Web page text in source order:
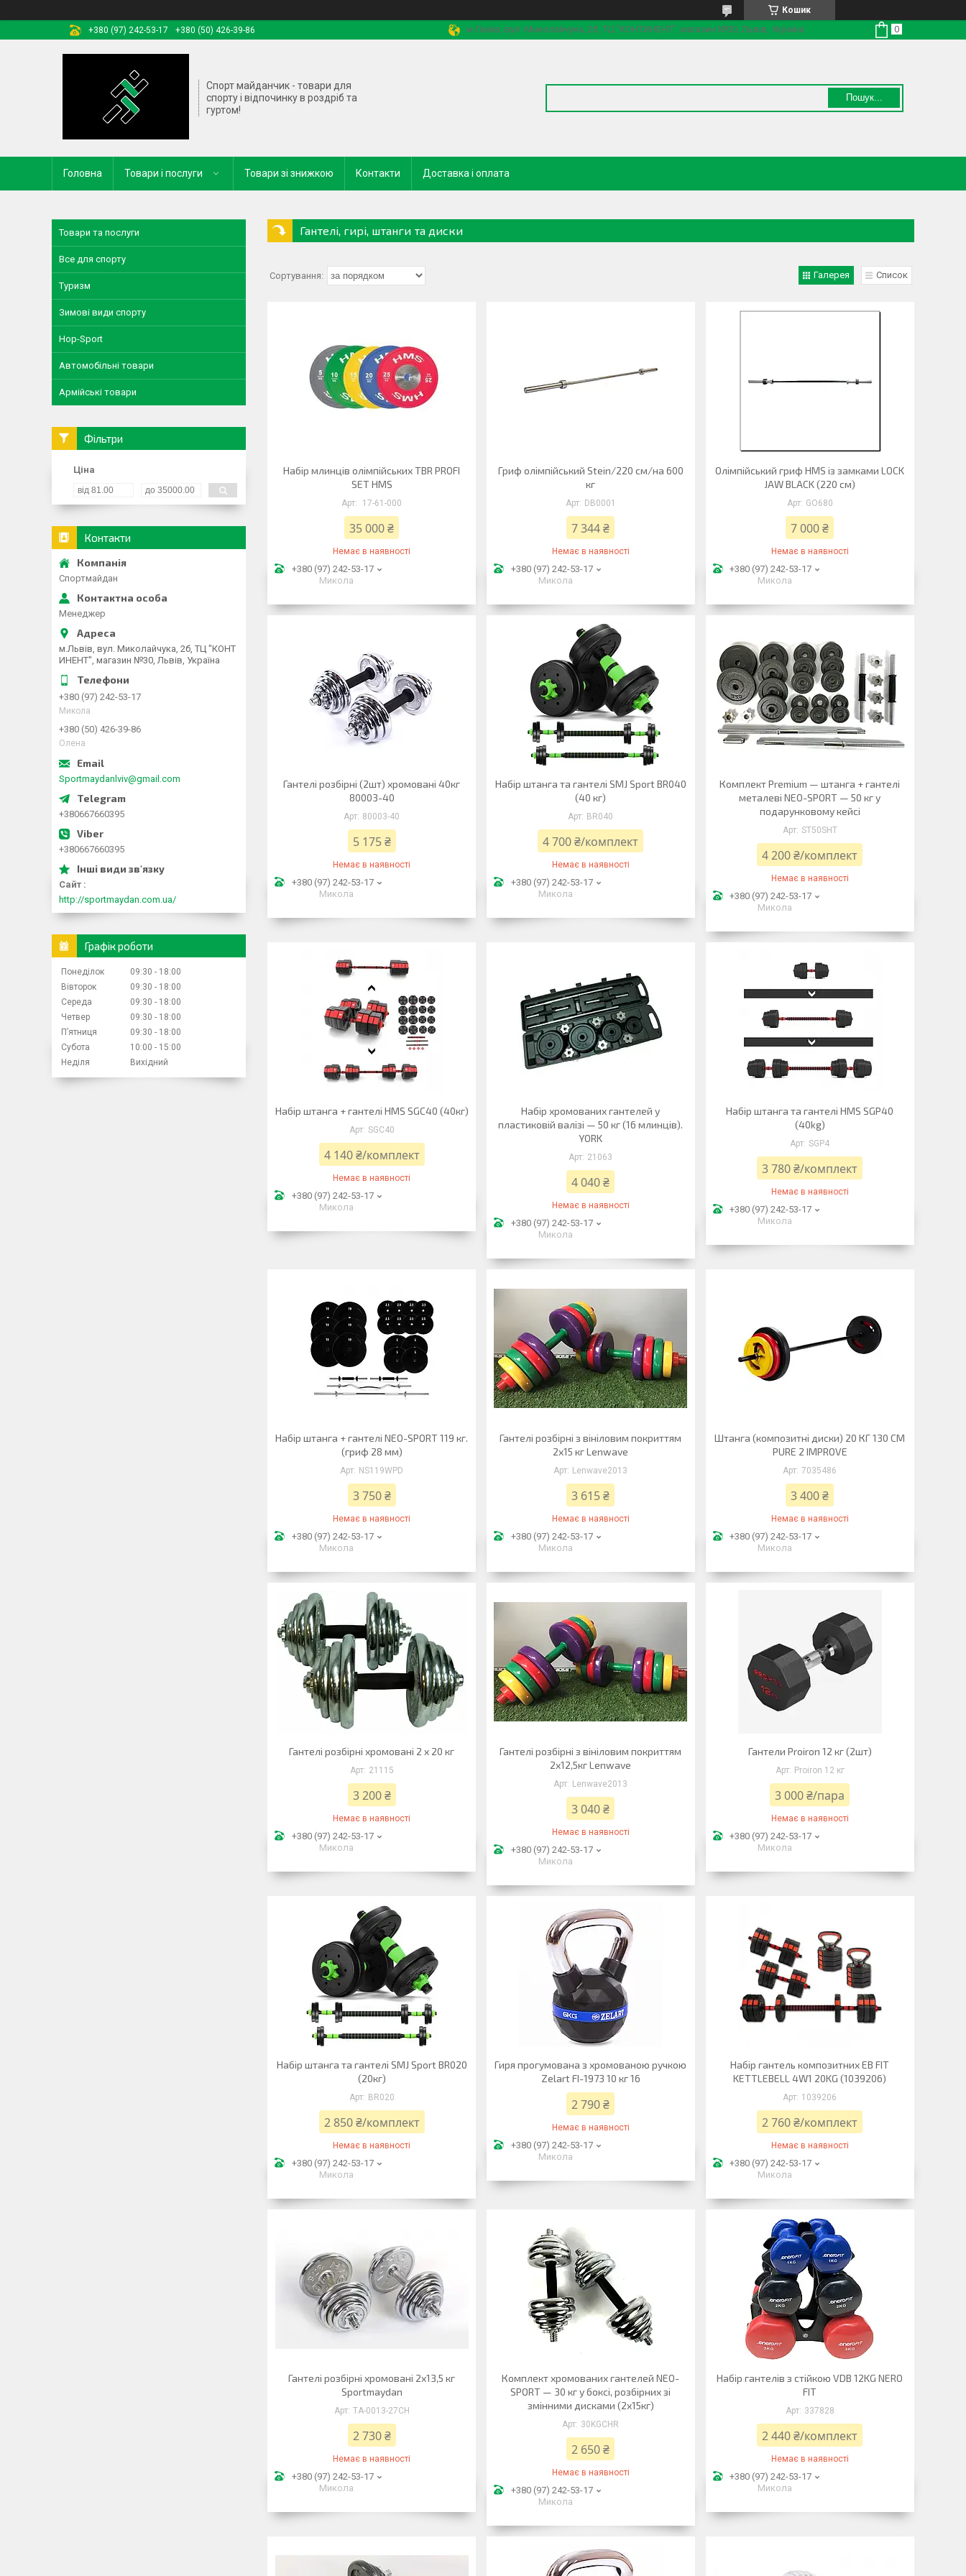
Кошик
+380 (97) 242-53-17
+380 (50) 426-39-86 м.Львів, вул. Миколайчука, 2б, ТЦ "КОНТИНЕНТ", магазин №30, Львів, Україна
Спорт майданчик - товари для
спорту і відпочинку в роздріб та
гуртом!
Пошук...
Головна Товари і послуги Товари зі знижкою Контакти Доставка і оплата
Гантелі, гирі, штанги та диски
Галерея Список
Набір млинців олімпійських TBR PROFI
SET HMS
17-61-000
35 000 ₴
Немає в наявності
+380 (97) 242-53-17
Микола
Гриф олімпійський Stein/220 см/на 600
кг
DB0001
7 344 ₴
Немає в наявності
+380 (97) 242-53-17
Микола
Олімпійський гриф HMS із замками LOCK
JAW BLACK (220 см)
GO680
7 000 ₴
Немає в наявності
+380 (97) 242-53-17
Микола
Гантелі розбірні (2шт) хромовані 40кг
80003-40
80003-40
5 175 ₴
Немає в наявності
+380 (97) 242-53-17
Микола
Набір штанга та гантелі SMJ Sport BR040
(40 кг)
BR040
4 700 ₴/комплект
Немає в наявності
+380 (97) 242-53-17
Микола
Комплект Premium — штанга + гантелі
металеві NEO-SPORT — 50 кг у
подарунковому кейсі
ST50SHT
4 200 ₴/комплект
Немає в наявності
+380 (97) 242-53-17
Микола
Набір штанга + гантелі HMS SGC40 (40кг)
SGC40
4 140 ₴/комплект
Немає в наявності
+380 (97) 242-53-17
Микола
Набір хромованих гантелей у
пластиковій валізі — 50 кг (16 млинців).
YORK
21063
4 040 ₴
Немає в наявності
+380 (97) 242-53-17
Микола
Набір штанга та гантелі HMS SGP40
(40kg)
SGP4
3 780 ₴/комплект
Немає в наявності
+380 (97) 242-53-17
Микола
Набір штанга + гантелі NEO-SPORT 119 кг.
(гриф 28 мм)
NS119WPD
3 750 ₴
Немає в наявності
+380 (97) 242-53-17
Микола
Гантелі розбірні з вініловим покриттям
2х15 кг Lenwave
Lenwave2013
3 615 ₴
Немає в наявності
+380 (97) 242-53-17
Микола
Штанга (композитні диски) 20 КГ 130 СМ
PURE 2 IMPROVE
7035486
3 400 ₴
Немає в наявності
+380 (97) 242-53-17
Микола
Гантелі розбірні хромовані 2 x 20 кг
21115
3 200 ₴
Немає в наявності
+380 (97) 242-53-17
Микола
Гантелі розбірні з вініловим покриттям
2х12,5кг Lenwave
Lenwave2013
3 040 ₴
Немає в наявності
+380 (97) 242-53-17
Микола
Гантели Proiron 12 кг (2шт)
Proiron 12 кг
3 000 ₴/пара
Немає в наявності
+380 (97) 242-53-17
Микола
Набір штанга та гантелі SMJ Sport BR020
(20кг)
BR020
2 850 ₴/комплект
Немає в наявності
+380 (97) 242-53-17
Микола
Гиря прогумована з хромованою ручкою
Zelart FI-1973 10 кг 16
2 790 ₴
Немає в наявності
+380 (97) 242-53-17
Микола
Набір гантель композитних EB FIT
KETTLEBELL 4W1 20KG (1039206)
1039206
2 760 ₴/комплект
Немає в наявності
+380 (97) 242-53-17
Микола
Гантелі розбірні хромовані 2х13,5 кг
Sportmaydan
TA-0013-27CH
2 730 ₴
Немає в наявності
+380 (97) 242-53-17
Микола
Комплект хромованих гантелей NEO-
SPORT — 30 кг у боксі, розбірних зі
змінними дисками (2x15кг)
30KGCHR
2 650 ₴
Немає в наявності
+380 (97) 242-53-17
Микола
Набір гантелів з стійкою VDB 12KG NERO
FIT
337828
2 440 ₴/комплект
Немає в наявності
+380 (97) 242-53-17
Микола
Товари та послуги
Все для спорту
Туризм
Зимові види спорту
Hop-Sport
Автомобільні товари
Армійські товари
Фільтри
Ціна
Контакти
Спортмайдан
Менеджер
м.Львів, вул. Миколайчука, 2б, ТЦ "КОНТ
ИНЕНТ", магазин №30, Львів, Україна
+380 (97) 242-53-17
Микола
+380 (50) 426-39-86
Олена
Sportmaydanlviv@gmail.com
+380667660395
+380667660395
Сайт
http://sportmaydan.com.ua/
Графік роботи
Понеділок 09:30
18:00
Вівторок
09:30
18:00
Середа
09:30
18:00
Четвер
09:30
18:00
Пʼятниця
09:30
18:00
Субота
10:00
15:00
Неділя
Вихідний